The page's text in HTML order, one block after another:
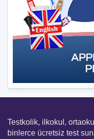
Testkolik, ilkokul,
binlerce ücretsiz test